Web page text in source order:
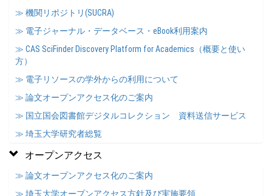
≫ 機関リポジトリ(SUCRA)
≫ 電子ジャーナル・データベース・eBook利用案内
≫ CAS SciFinder Discovery Platform for Academics（概要と使い
方）
≫ 電子リソースの学外からの利用について
≫ 論文オープンアクセス化のご案内
≫ 国立国会図書館デジタルコレクション 資料送信サービス
≫ 埼玉大学研究者総覧
オープンアクセス
≫ 論文オープンアクセス化のご案内
≫ 埼玉大学オープンアクセス方針及び実施要領